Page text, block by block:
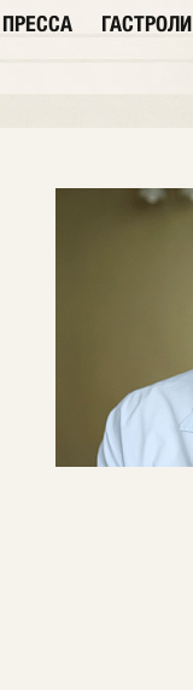
ПРЕССА ГАСТРОЛИ